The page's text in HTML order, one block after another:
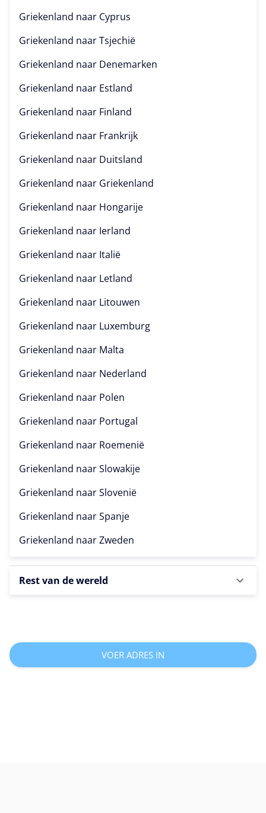
Griekenland naar Cyprus
Griekenland naarTsjechië
Griekenland naar Denemarken
Griekenland naar Estland
Griekenland naar Finland
Griekenland naar Frankrijk
Griekenland naar Duitsland
Griekenland naar Griekenland
Griekenland naar Hongarije
Griekenland naar Ierland
Griekenland naar Italië
Griekenland naar Letland
Griekenland naar Litouwen
Griekenland naar Luxemburg
Griekenland naar Malta
Griekenland naar Nederland
Griekenland naar Polen
Griekenland naar Portugal
Griekenland naar Roemenië
Griekenland naarSlowakije
Griekenland naarSlovenië
Griekenland naarSpanje
Griekenland naarZweden
Rest van de wereld
VOER ADRES IN